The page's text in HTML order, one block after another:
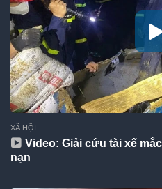
XÃ HỘI
Video: Giải cứu tài xế
nạn